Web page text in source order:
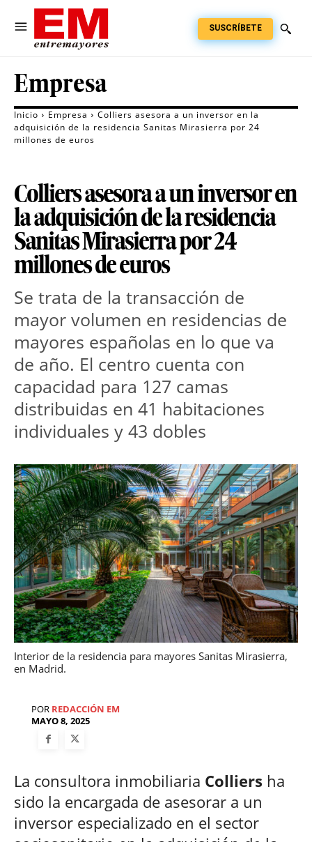
SUSCRÍBETE
Empresa
Inicio Empresa
Colliers asesora a un inversor en la
adquisición de la residencia Sanitas Mirasierra por 24
millones de euros
Colliers asesora a un inversor en
la adquisición de la residencia
Sanitas Mirasierra por 24
millones de euros
Se trata de la transacción de
mayor volumen en residencias de
mayores españolas en lo que va
de año. El centro cuenta con
capacidad para 127 camas
distribuidas en 41 habitaciones
individuales y 43 dobles
Interior de la residencia para mayores Sanitas Mirasierra,
en Madrid.
POR REDACCIÓN EM
MAYO 8, 2025
La consultora inmobiliaria Colliers ha
sido la encargada de asesorar a un
inversor especializado en el sector